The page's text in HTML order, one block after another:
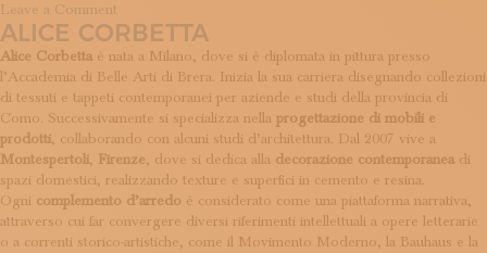
Leave a Comment
EG
Eleonora
Ghilardi
Jewels
ALICE CORBETTA
Alice Corbettaè nata a Milano, dove si è diplomata in pittura presso
l’Accademia di Belle Arti di Brera. Inizia la sua carriera disegnando collezioni
di tessuti e tappeti contemporanei per aziende e studi della provincia di
Como. Successivamente si specializza nella progettazione di mobili e
prodotti, collaborando con alcuni studi d’architettura. Dal 2007 vive a
Montespertoli, Firenze, dove si dedica alla decorazione contemporaneadi
spazi domestici, realizzando texture e superfici in cemento e resina.
Ogni complemento d’arredo è considerato come una piattaforma narrativa,
attraverso cui far convergere diversi riferimenti intellettuali a opere letterarie
o a correnti storico-artistiche, come il Movimento Moderno, la Bauhaus e la